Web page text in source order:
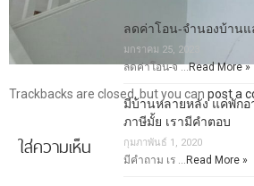
Trackbacks are closed, but you can post a
ใส่ความเห็น
ลดค่าโอน-จำนองบ้าน
มกราคม 25, 2023
ลดค่าโอน-จ …Read More »
มีบ้านหลายหลัง แค่พักอ
ภาษีมั้ย เรามีคำตอบ
กุมภาพันธ์ 1, 2020
มีคำถาม เร … Read More »